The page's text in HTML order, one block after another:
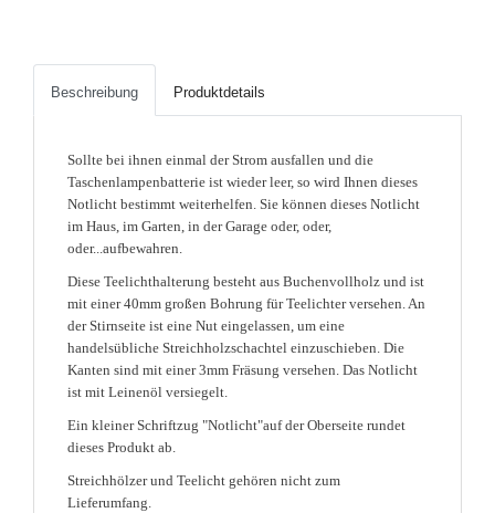
Beschreibung Produktdetails
Sollte bei ihnen einmal der Strom ausfallen und die
Taschenlampenbatterie ist wieder leer, so wird Ihnen dieses
Notlicht bestimmt weiterhelfen. Sie können dieses Notlicht
im Haus, im Garten, in der Garage oder, oder,
oder...aufbewahren.
Diese Teelichthalterung besteht aus Buchenvollholz und ist
mit einer 40mm großen Bohrung für Teelichter versehen. An
der Stirnseite ist eine Nut eingelassen, um eine
handelsübliche Streichholzschachtel einzuschieben. Die
Kanten sind mit einer 3mm Fräsung versehen. Das Notlicht
ist mit Leinenöl versiegelt.
Ein kleiner Schriftzug "Notlicht"auf der Oberseite rundet
dieses Produkt ab.
Streichhölzer und Teelicht gehören nicht zum
Lieferumfang.